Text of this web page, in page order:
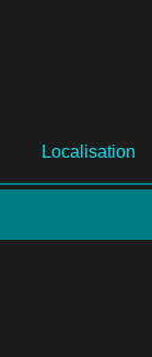
Localisation